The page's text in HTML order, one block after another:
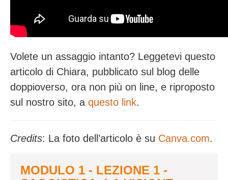
Volete un assaggio intanto? Leggetevi questo
articolo di Chiara, pubblicato sul blog delle
doppioverso, ora non più on line, e riproposto
sul nostro sito, a questo link.
Credits: La foto dell’articolo è su Canva.com.
MODULO 1 - LEZIONE 1 -